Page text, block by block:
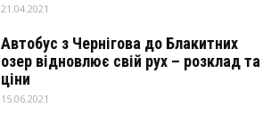
21.04.2021
Автобус з Чернігова до Блакитних
озер відновлює свій рух – розклад та
ціни
15.06.2021